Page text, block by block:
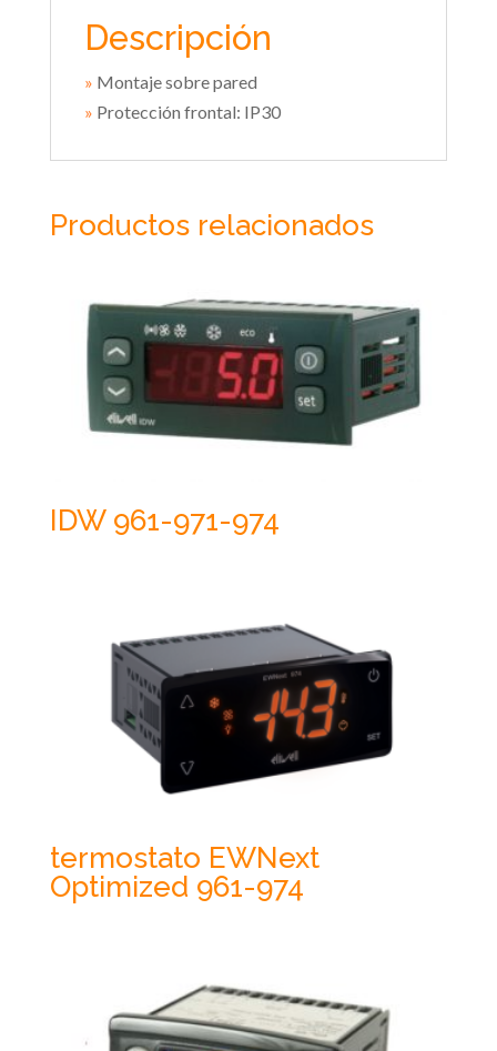
Descripción
» Montaje sobre pared
» Protección frontal: IP30
Productos relacionados
IDW 961-971-974
termostato EWNext
Optimized 961-974